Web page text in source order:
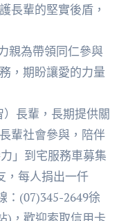
長輩的堅實後盾，
親為帶領同仁參與
，期盼讓愛的力量
長輩，長期提供關
輩社會參與，陪伴
」到宅服務車募集
，每人捐出一仟
：(07)345-2649徐
)，歡迎索取信用卡